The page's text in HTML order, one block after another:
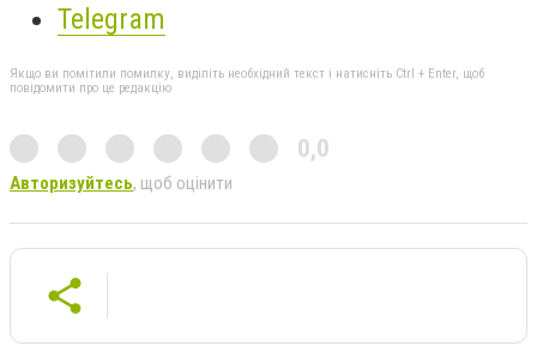
Telegram
Якщо ви помітили помилку, виділіть необхідний текст і натисніть Ctrl + Enter, щоб
повідомити про це редакцію
0,0
Авторизуйтесь, щоб оцінити